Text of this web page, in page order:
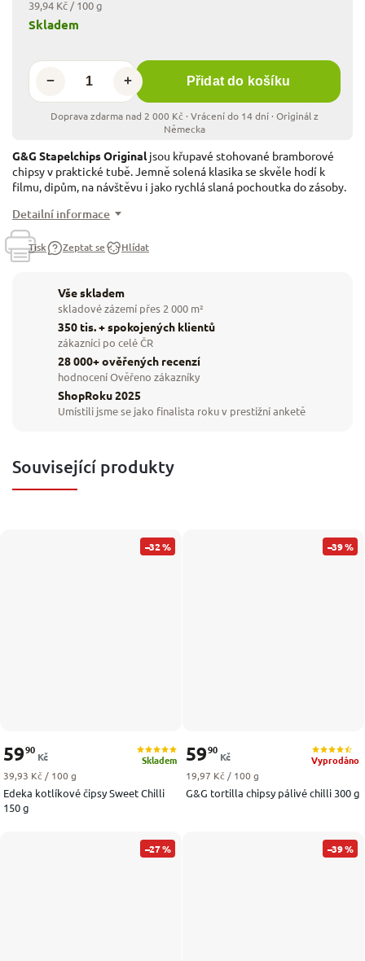
39,94 Kč / 100 g
+
− Přidat do košíku
Skladem
G&G Stapelchips Originaljsou křupavé stohované bramborové
chipsy v praktické tubě. Jemně solená klasika se skvěle hodí k
filmu, dipům, na návštěvu i jako rychlá slaná pochoutka do zásoby.
Detailní informace
Tisk Zeptat se Hlídat
Vše skladem
skladové zázemí přes 2 000 m²
350 tis. + spokojených klientů
zákazníci po celé ČR
28 000+ ověřených recenzí
hodnocení Ověřeno zákazníky
ShopRoku 2025
Umístili jsme se jako finalista roku v prestižní anketě
Související produkty
–32 %
Edeka kotlíkové čipsy Sweet Chilli
150 g
Skladem
5990
Kč
Měrná cena:
39,93 Kč / 100 g
–39 %
G&G tortilla chipsy pálivé chilli 300 g
Vyprodáno
5990
Kč
Měrná cena:
19,97 Kč / 100 g
–27 % –39 %